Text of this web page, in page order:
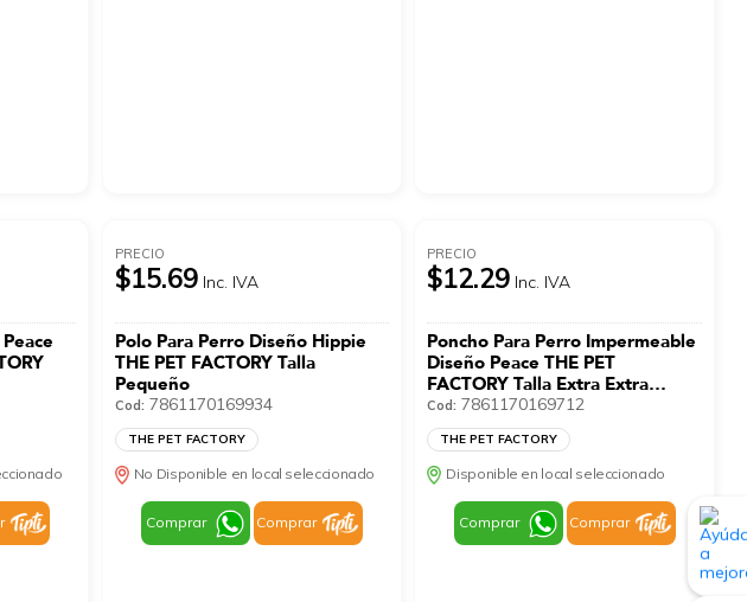
PRECIO
$15.69 Inc. IVA
Polo Para Perro Diseño Hippie
THE PET FACTORY Talla
Pequeño
Cod: 7861170169934
THE PET FACTORY
No Disponible en local seleccionado
Comprar Comprar
PRECIO
$12.29 Inc. IVA
Poncho Para Perro Impermeable
Diseño Peace THE PET
FACTORY Talla Extra Extra
Pequeño
Cod: 7861170169712
THE PET FACTORY
Disponible en local seleccionado
Comprar Comprar